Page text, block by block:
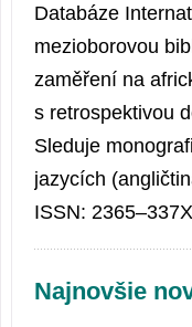
Databáze
mezioborovou
zaměření na
s retrospektivou
Sleduje
jazycích
ISSN:
Najnovšie